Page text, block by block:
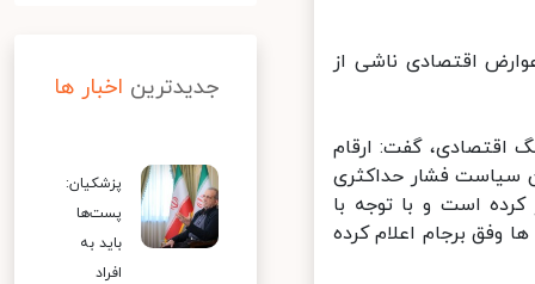
اقتصادی ناشی از
اقتصادی، گفت: ارقام
فشار حداکثری
است و با توجه با
برجام اعلام کرده
جدیدترین اخبار ها
پزشکیان:
پست‌ها
باید به
افراد